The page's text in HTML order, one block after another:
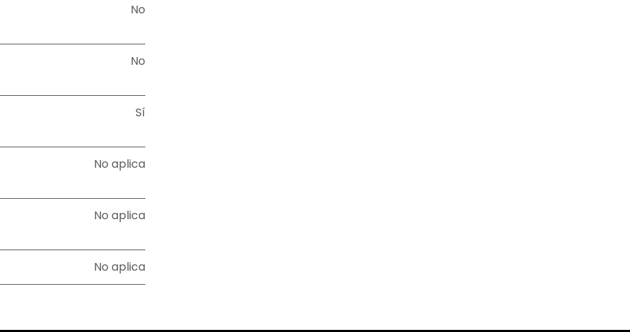
No
No
Sí
No aplica
No aplica
No aplica